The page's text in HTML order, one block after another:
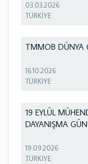
03.03.2026
TÜRKİYE
TMMOB DÜNYA
16.10.2026
TÜRKİYE
19 EYLÜL
DAYANIŞMA
19.09.2026
TÜRKİYE